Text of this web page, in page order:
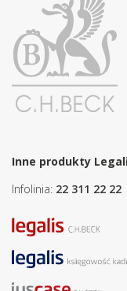
Inne produkty
Infolinia: 22 311 22 22